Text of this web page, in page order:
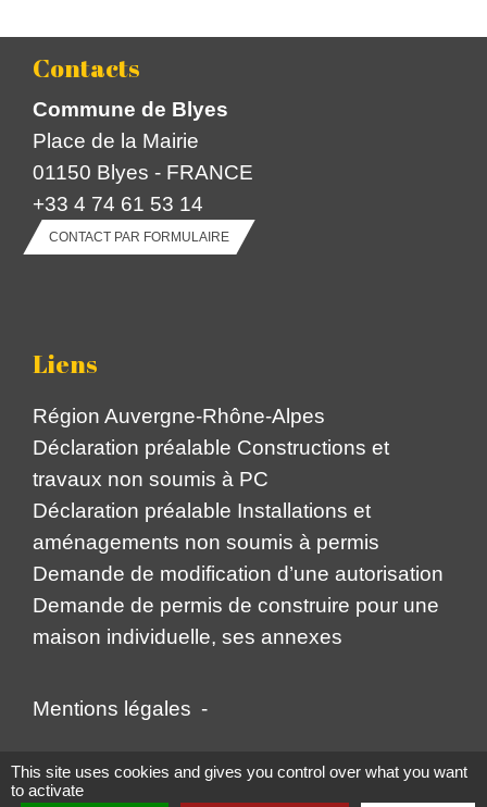
Contacts
Commune de Blyes
Place de la Mairie
01150 Blyes - FRANCE
+33 4 74 61 53 14
CONTACT PAR FORMULAIRE
Liens
Région Auvergne-Rhône-Alpes
Déclaration préalable Constructions et
travaux non soumis à PC
Déclaration préalable Installations et
aménagements non soumis à permis
Demande de modification d’une autorisation
Demande de permis de construire pour une
maison individuelle, ses annexes
Mentions légales -
This site uses cookies and gives you control over what you want
to activate